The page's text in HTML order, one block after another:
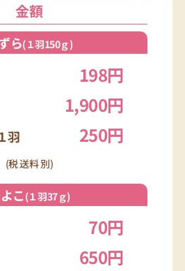
金額
ら(１羽150ｇ)
198円
1,900円
羽 250円
(税 送料 別)
こ (１羽37ｇ)
70円
650円